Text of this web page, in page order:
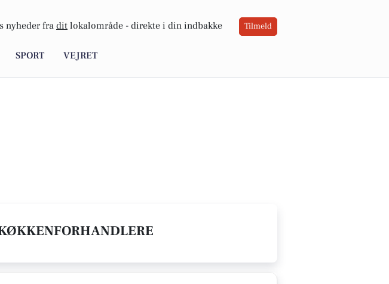
nyheder fra dit lokalområde - direkte i din indbakke Tilmeld
SPORT VEJRET